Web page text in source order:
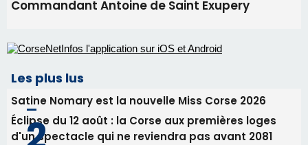
Commandant Antoine de Saint Exupery
Les plus lus
Satine Nomary est la nouvelle Miss Corse 2026
Éclipse du 12 août : la Corse aux premières loges
d'un spectacle qui ne reviendra pas avant 2081